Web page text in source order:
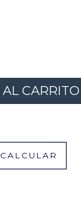
CALCULAR